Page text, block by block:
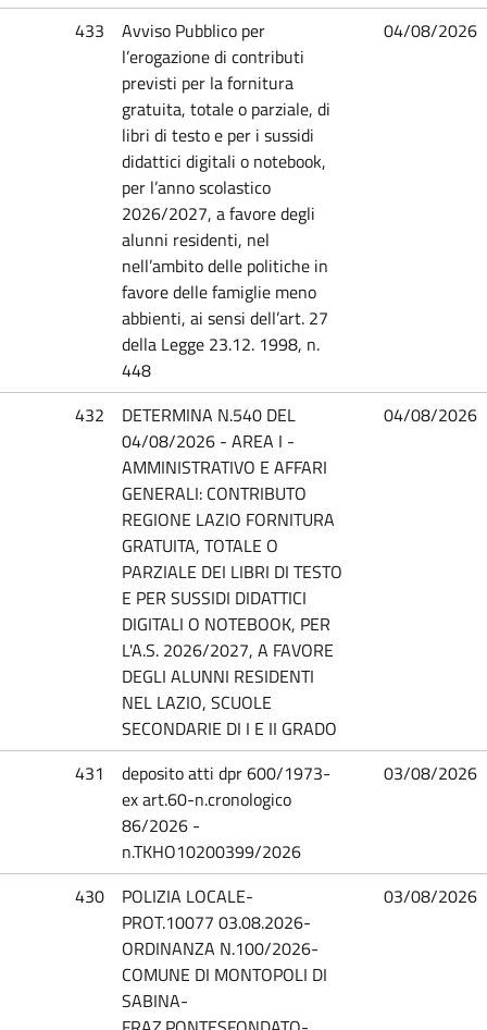
433
Avviso Pubblico per
l’erogazione di contributi
previsti per la fornitura
gratuita, totale o parziale, di
libri di testo e per i sussidi
didattici digitali o notebook,
per l’anno scolastico
2026/2027, a favore degli
alunni residenti, nel
nell’ambito delle politiche in
favore delle famiglie meno
abbienti, ai sensi dell’art. 27
della Legge 23.12. 1998, n.
448
04/08/2026
432
DETERMINA N.540 DEL
04/08/2026 - AREA I -
AMMINISTRATIVO E AFFARI
GENERALI: CONTRIBUTO
REGIONE LAZIO FORNITURA
GRATUITA, TOTALE O
PARZIALE DEI LIBRI DI TESTO
E PER SUSSIDI DIDATTICI
DIGITALI O NOTEBOOK, PER
L'A.S. 2026/2027, A FAVORE
DEGLI ALUNNI RESIDENTI
NEL LAZIO, SCUOLE
SECONDARIE DI I E II GRADO
04/08/2026
431
deposito atti dpr 600/1973-
ex art.60-n.cronologico
86/2026 -
n.TKHO10200399/2026
03/08/2026
430
POLIZIA LOCALE-
PROT.10077 03.08.2026-
ORDINANZA N.100/2026-
COMUNE DI MONTOPOLI DI
SABINA-
03/08/2026